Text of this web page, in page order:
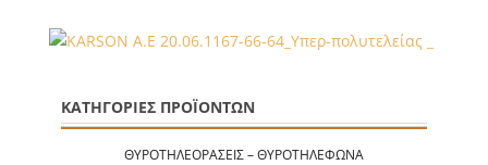
ΚΑΤΗΓΟΡΙΕΣ ΠΡΟΪΟΝΤΩΝ
ΘΥΡΟΤΗΛΕΟΡΆΣΕΙΣ – ΘΥΡΟΤΗΛΈΦΩΝΑ